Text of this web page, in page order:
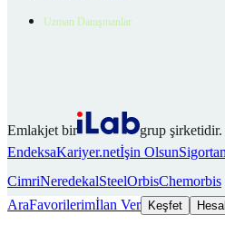
Uzman Danışmanlar
Emlakjet bir
grup şirketidir.
EndeksaKariyer.netİşin Olsun
CimriNeredekalSteelOrbisChemorbis
AraFavorilerimİlan Ver Keşfet